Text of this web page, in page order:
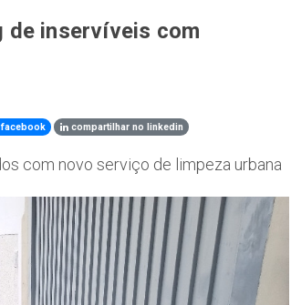
de inservíveis com
compartilhar no linkedin
com novo serviço de limpeza urbana